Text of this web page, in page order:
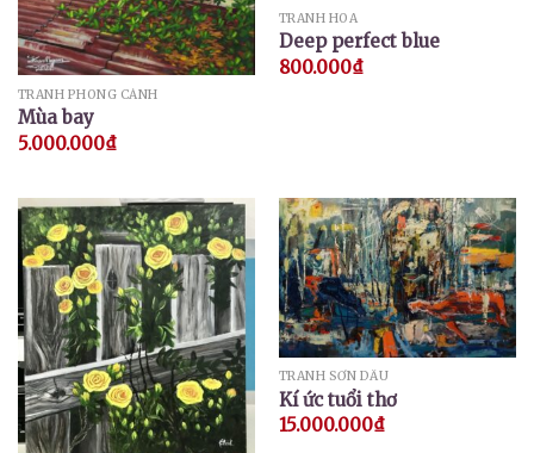
TRANH PHONG CẢNH
Mùa bay
5.000.000₫
TRANH HOA
Deep perfect blue
800.000₫
TRANH SƠN DẦU
Kí ức tuổi thơ
15.000.000₫